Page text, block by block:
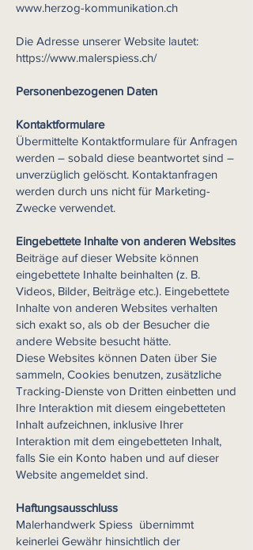
www.herzog-kommunikation.ch
Die Adresse unserer Website lautet:
https://www.malerspiess.ch/
Personenbezogenen Daten
Kontaktformulare
Übermittelte Kontaktformulare für Anfragen
werden – sobald diese beantwortet sind –
unverzüglich gelöscht. Kontaktanfragen
werden durch uns nicht für Marketing-
Zwecke verwendet.
Eingebettete Inhalte von anderen Websites
Beiträge auf dieser Website können
eingebettete Inhalte beinhalten (z. B.
Videos, Bilder, Beiträge etc.). Eingebettete
Inhalte von anderen Websites verhalten
sich exakt so, als ob der Besucher die
andere Website besucht hätte.
Diese Websites können Daten über Sie
sammeln, Cookies benutzen, zusätzliche
Tracking-Dienste von Dritten einbetten und
Ihre Interaktion mit diesem eingebetteten
Inhalt aufzeichnen, inklusive Ihrer
Interaktion mit dem eingebetteten Inhalt,
falls Sie ein Konto haben und auf dieser
Website angemeldet sind.
Haftungsausschluss
Malerhandwerk Spiess übernimmt
keinerlei Gewähr hinsichtlich der